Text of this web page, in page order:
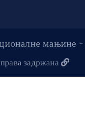
мањине
задржана